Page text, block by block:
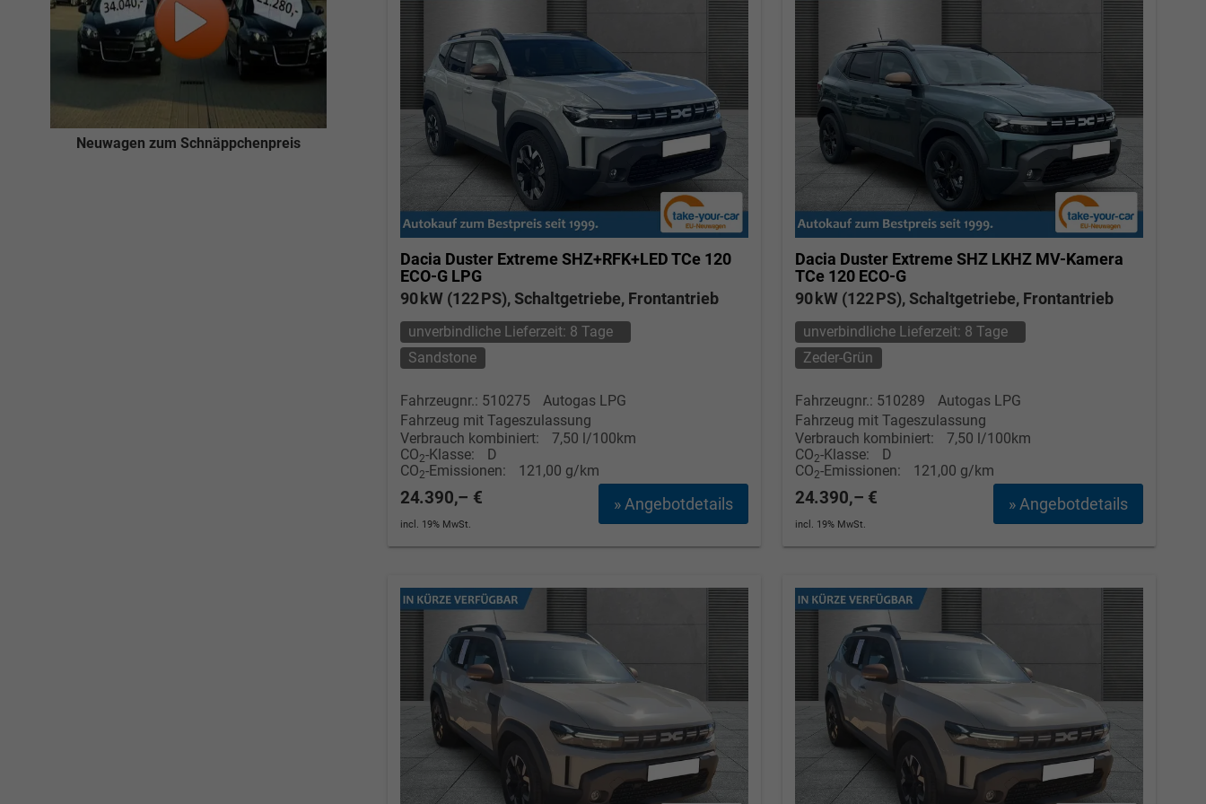
Dacia Duster Extreme SHZ+RFK+LED TCe 120
ECO-G LPG
90 kW (122 PS), Schaltgetriebe, Frontantrieb
unverbindliche Lieferzeit: 8 Tage
Sandstone
Fahrzeugnr.: 510275
Autogas LPG
Fahrzeug mit Tageszulassung
Verbrauch kombiniert:
7,50 l/100km
CO2-Klasse:
D
CO2-Emissionen: 121,00 g/km
» Angebotdetails
24.390,– €
incl. 19% MwSt.
Dacia Duster Extreme SHZ LKHZ MV-Kamera
TCe 120 ECO-G
90 kW (122 PS), Schaltgetriebe, Frontantrieb
unverbindliche Lieferzeit: 8 Tage
Zeder-Grün
Fahrzeugnr.: 510289
Autogas LPG
Fahrzeug mit Tageszulassung
Verbrauch kombiniert:
7,50 l/100km
CO2-Klasse:
D
CO2-Emissionen: 121,00 g/km
» Angebotdetails
24.390,– €
incl. 19% MwSt.
Neuwagen zum Schnäppchenpreis